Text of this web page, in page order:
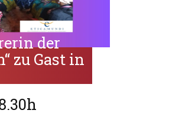
der
zu Gast in